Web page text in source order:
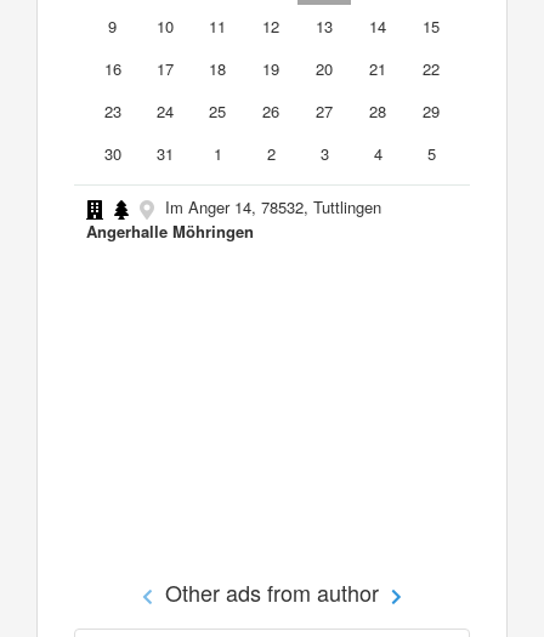
9
10 11 12 13 14
15
16
17 18 19 20 21
22
23
24 25 26 27 28
29
30
31 1 2 3 4 5
Im Anger 14, 78532, Tuttlingen
Angerhalle Möhringen
Other ads from author